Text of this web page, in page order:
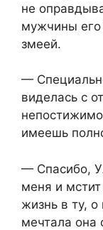
не
мужчины
змеей.
—
виделась с
имеешь
— Спасибо,
меня и мстит
жизнь в ту,
мечтала